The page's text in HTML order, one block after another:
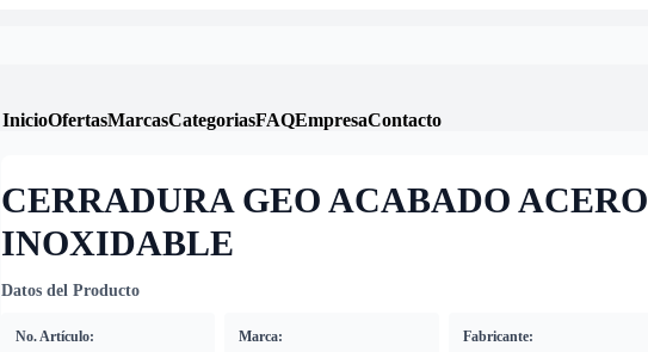
InicioOfertasMarcasCategoriasFAQEmpresaContacto
CERRADURA GEO ACABADO ACERO
INOXIDABLE
Datos del Producto
No. Artículo: Marca: Fabricante: